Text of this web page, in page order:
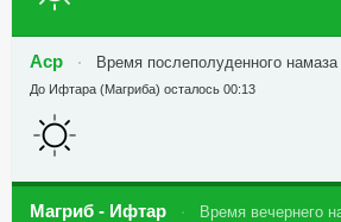
Аср Время послеполуденного намаза
До Ифтара (Магриба) осталось 00:13
Магриб - Ифтар Время вечернего